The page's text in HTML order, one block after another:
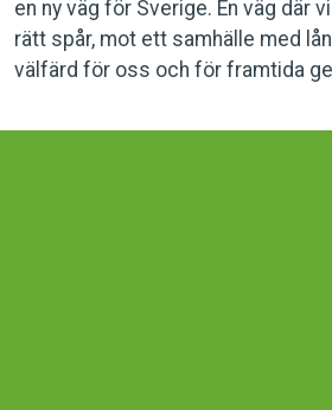
en ny väg för Sverige. En väg där
rätt spår, mot ett samhälle med
välfärd för oss och för framtida